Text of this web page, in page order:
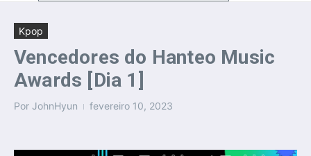
Kpop
Vencedores do Hanteo Music
Awards [Dia 1]
Por JohnHyun fevereiro 10, 2023